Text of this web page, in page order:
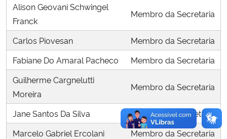
Alison Geovani Schwingel
Franck
Membro da Secretaria
Carlos Piovesan
Membro da Secretaria
Fabiane Do Amaral Pacheco
Membro da Secretaria
Guilherme Cargnelutti
Moreira
Membro da Secretaria
Jane Santos Da Silva
Membro da Secretaria
Marcelo Gabriel Ercolani
Membro da Secretaria